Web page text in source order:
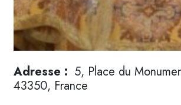
Adresse : 5, Place du
43350, France